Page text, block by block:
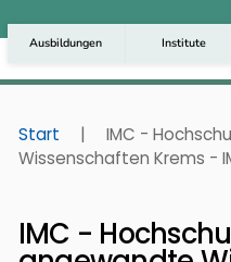
Ausbildungen Institute
Start |
IMC -
Wissenschaften Krems -
IMC -